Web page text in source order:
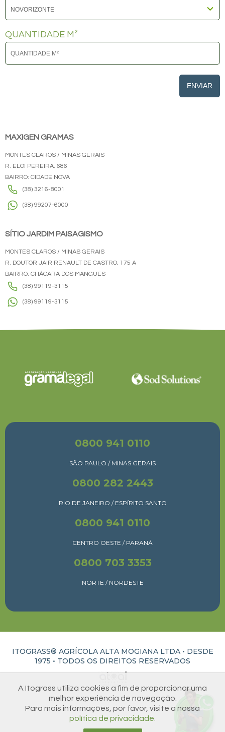
QUANTIDADE M²
ENVIAR
MAXIGEN GRAMAS
MONTES CLAROS / MINAS GERAIS
R. ELOI PEREIRA, 686
BAIRRO: CIDADE NOVA
(38) 3216-8001
(38) 99207-6000
SÍTIO JARDIM PAISAGISMO
MONTES CLAROS / MINAS GERAIS
R. DOUTOR JAIR RENAULT DE CASTRO, 175 A
BAIRRO: CHÁCARA DOS MANGUES
(38) 99119-3115
(38) 99119-3115
0800 941 0110
SÃO PAULO / MINAS GERAIS
0800 282 2443
RIO DE JANEIRO / ESPÍRITO SANTO
0800 941 0110
CENTRO OESTE / PARANÁ
0800 703 3353
NORTE / NORDESTE
ITOGRASS® AGRÍCOLA ALTA MOGIANA LTDA • DESDE
1975 • TODOS OS DIREITOS RESERVADOS
A Itograss utiliza cookies a fim de proporcionar uma
melhor experiência de navegação.
Para mais informações, por favor, visite a nossa
política de privacidade.